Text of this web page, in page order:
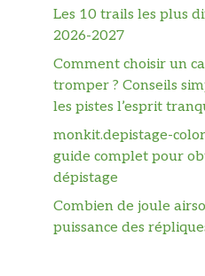
Les 10 trails les plus
2026-2027
Comment choisir un
tromper ? Conseils
les pistes l’esprit
monkit.depistage-
guide complet pour
dépistage
Combien de joule
puissance des